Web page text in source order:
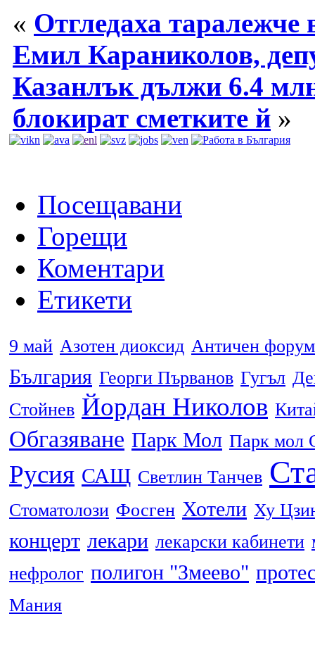
« Отгледаха таралежче
Емил Караниколов,
Казанлък дължи 6.4
блокират сметките й »
Посещавани
Горещи
Коментари
Етикети
9 май Азотен диоксид Античен форум
България Георги Първанов Гугъл
Стойнев Йордан Николов
Обгазяване Парк Мол Парк мол
Русия САЩ Светлин Танчев
Стоматолози Фосген Хотели Ху
концерт лекари лекарски кабинети
нефролог полигон "Змеево"
Мания